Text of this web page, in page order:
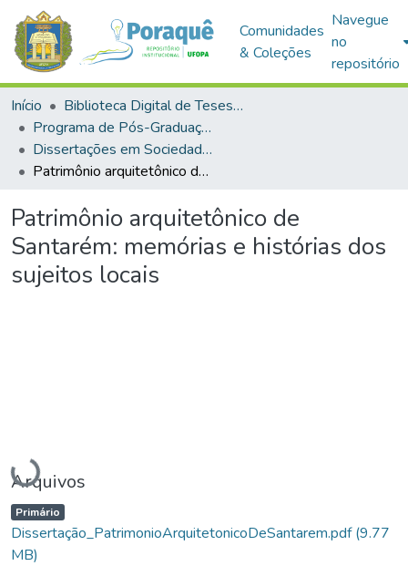
Comunidades
& Coleções
Navegue
no
repositório
Início
Biblioteca Digital de Teses e Dissertações (BDTD)
Programa de Pós-Graduação em Sociedade, Ambiente e Qualidade de Vida (PPGSAQ)
Dissertações em Sociedade, Ambiente e Qualidade de Vida (Mestrado)
Patrimônio arquitetônico de Santarém: memórias e histórias dos sujeitos locais
Patrimônio arquitetônico de
Santarém: memórias e histórias dos
sujeitos locais
Carregando...
Arquivos
Primário
Dissertação_PatrimonioArquitetonicoDeSantarem.pdf(9.77
MB)